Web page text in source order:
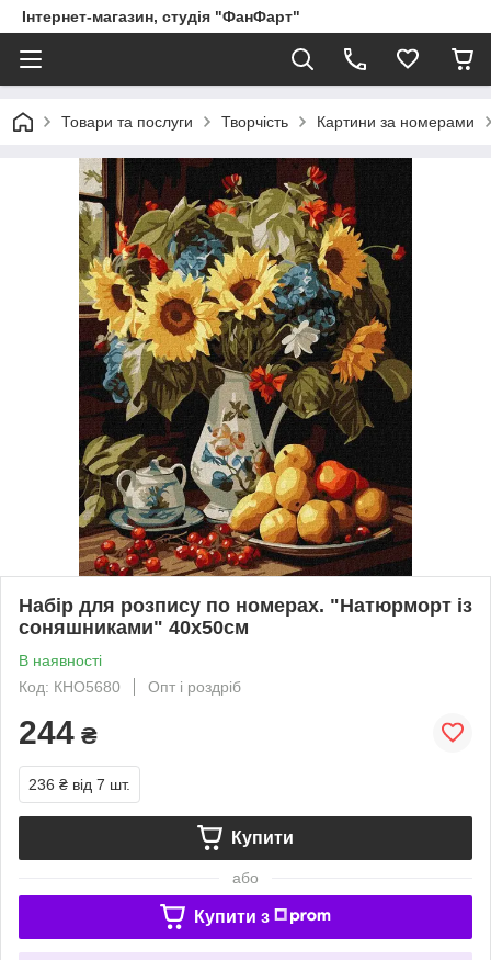
Інтернет-магазин, студія "ФанФарт"
Товари та послуги Творчість Картини за номерами
Набір для розпису по номерах. "Натюрморт із
соняшниками" 40х50см
В наявності
Код: КНО5680
Опт і роздріб
244 ₴
236 ₴ від 7 шт.
Купити
або
Купити з